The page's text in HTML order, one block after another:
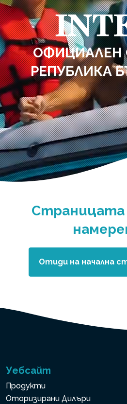
ОФИЦИАЛЕН
РЕПУБЛИКА
Страницата
Отиди на начална
Уебсайт
Продукти
Оторизирани Дилъри